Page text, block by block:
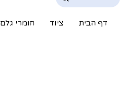
דף הבית ציוד חומרי גלם